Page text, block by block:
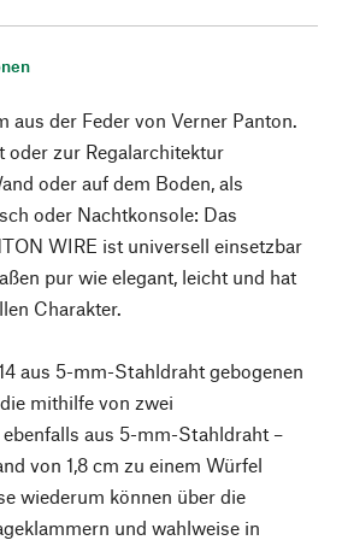
aus der Feder von Verner Panton.
oder zur Regalarchitektur
oder auf dem Boden, als
oder Nachtkonsole: Das
WIRE ist universell einsetzbar
pur wie elegant, leicht und hat
Charakter.
aus 5-mm-Stahldraht gebogenen
mithilfe von zwei
ebenfalls aus 5-mm-Stahldraht –
von 1,8 cm zu einem Würfel
wiederum können über die
und wahlweise in